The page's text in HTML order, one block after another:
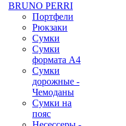
BRUNO PERRI
Портфели
Рюкзаки
Сумки
Сумки
формата А4
Сумки
дорожные -
Чемоданы
Сумки на
пояс